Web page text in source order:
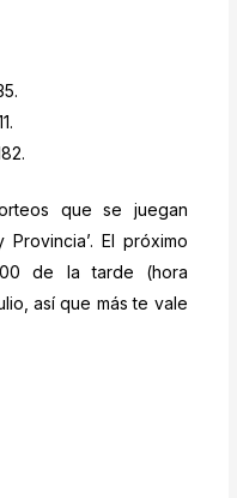
que se juegan
El próximo
de la tarde (hora
así que más te vale